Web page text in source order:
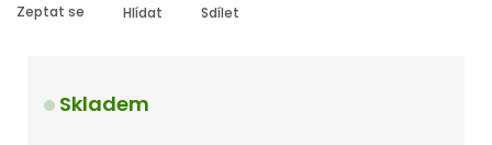
Skladem
Zeptat se Hlídat Sdílet